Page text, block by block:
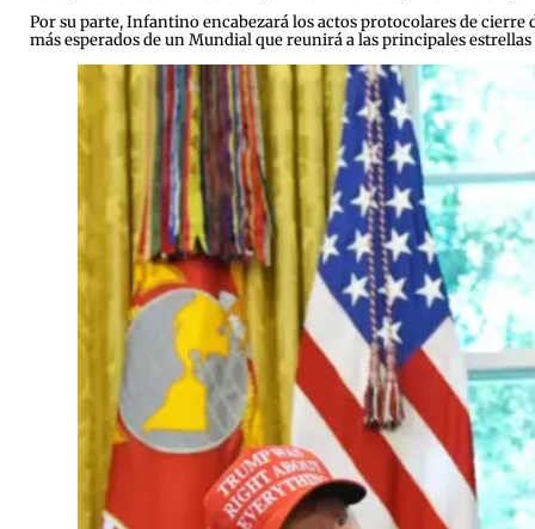
Por su parte, Infantino encabezará los actos protocolares de
más esperados de un Mundial que reunirá a las principales